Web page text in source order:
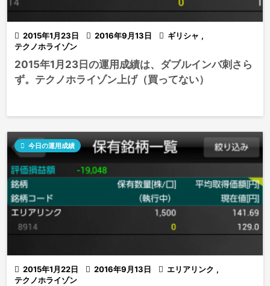
 2015年1月23日  2016年9月13日  ギリシャ ,
テクノホライゾン
2015年1月23日の運用成績は、ダブルインバ刺さら
ず。テクノホライゾン上げ（買ってない）
 2015年1月22日  2016年9月13日
 今日の運用成績
 エリアリンク ,
テクノホライゾン